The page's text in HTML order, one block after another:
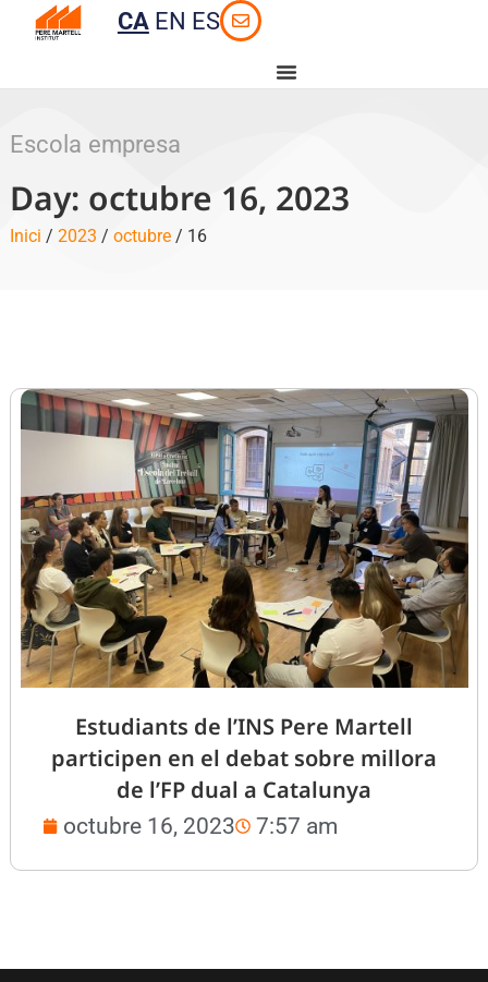
CA EN ES
Escola empresa
Day: octubre 16, 2023
Inici / 2023 / octubre/ 16
Estudiants de l’INS Pere Martell
participen en el debat sobre millora
de l’FP dual a Catalunya
octubre 16, 2023 7:57 am